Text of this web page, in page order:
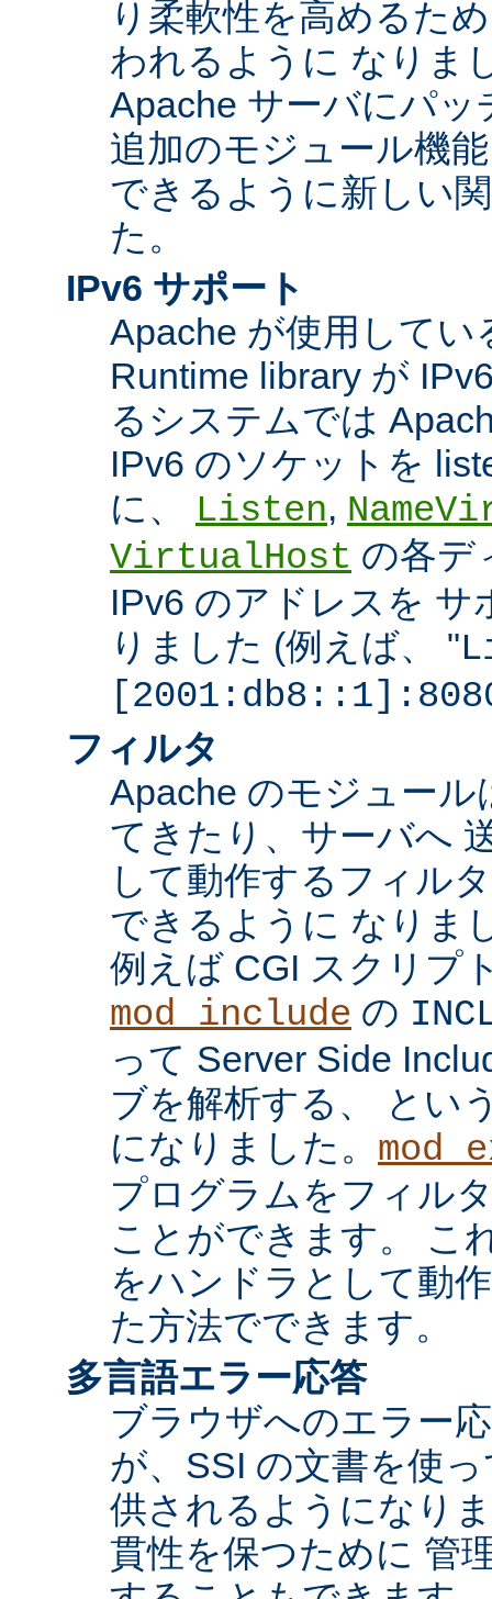
り柔軟性を高めるた
われるように なりま
Apache サーバにパ
追加のモジュール機
できるように新しい
た。
IPv6 サポート
Apache が使用してい
Runtime library が
るシステムでは
IPv6 のソケットを
に、
Listen,
VirtualHost の各デ
IPv6 のアドレスを
りました (例えば、 "
フィルタ
Apache のモジュー
てきたり、サーバへ
して動作するフィル
できるように なりま
例えば CGI スクリプ
mod_include の
って Server Side
ブを解析する、 とい
になりました。
プログラムをフィル
ことができます。 こ
をハンドラとして動
た方法でできます。
多言語エラー応答
ブラウザへのエラー
が、SSI の文書を使
供されるようになり
貫性を保つために 管